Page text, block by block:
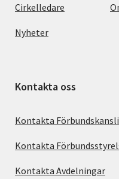
Cirkelledare
Nyheter
Kontakta oss
Kontakta
Kontakta
Kontakta Avdelningar